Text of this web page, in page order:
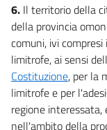
6. Il territorio della
della provincia
comuni, ivi
limitrofe, ai sensi
Costituzione, per la
limitrofe e per
regione
nell'ambito della